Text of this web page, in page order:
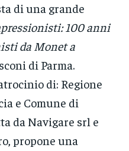
di una grande
100 anni
da Monet a
di Parma.
di: Regione
e Comune di
da Navigare srl e
propone una